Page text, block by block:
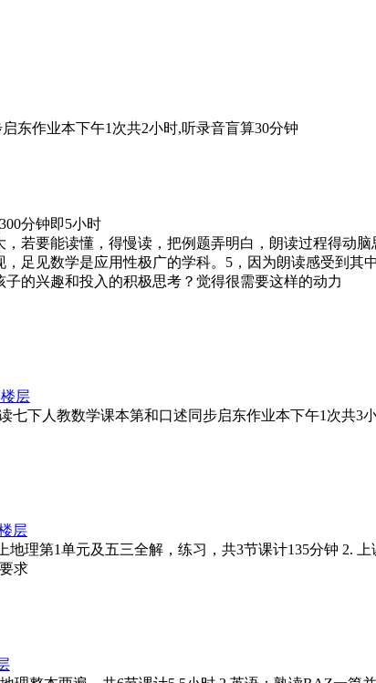
东作业本下午1次共2小时,听录音盲算30分钟
分钟即5小时
若要能读懂，得慢读，把例题弄明白，朗读过程得动
足见数学是应用性极广的学科。5，因为朗读感受到
的兴趣和投入的积极思考？觉得很需要这样的动力
层
七下人教数学课本第和口述同步启东作业本下午1次共
层
地理第1单元及五三全解，练习，共3节课计135分钟 2.
求